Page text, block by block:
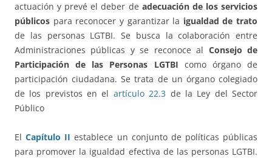
actuación y prevé el deber de adecuación de los servicios
públicos para reconocer y garantizar la igualdad de trato
de las personas LGTBI. Se busca la colaboración entre
Administraciones públicas y se reconoce al Consejo de
Participación de las Personas LGTBI como órgano de
participación ciudadana. Se trata de un órgano colegiado
de los previstos en el artículo 22.3 de la Ley del Sector
Público
ElCapítulo II establece un conjunto de políticas públicas
para promover la igualdad efectiva de las personas LGTBI.